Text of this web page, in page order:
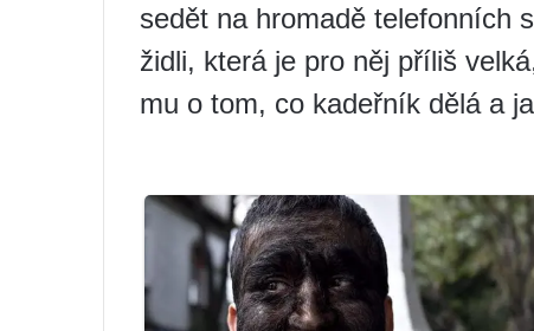
sedět na hromadě telefonních
židli, která je pro něj příliš
mu o tom, co kadeřník dělá a